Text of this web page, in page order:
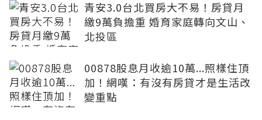
青安3.0台北買房大不易！房貸月
繳9萬負擔重 婚育家庭轉向文山、
北投區
00878股息月收逾10萬...照樣住頂
加！網嘆：有沒有房貸才是生活改
變重點